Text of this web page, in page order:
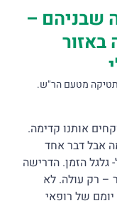
שבניהם –
באזור
אותנו קדימה.
אבל דבר אחד
גלגל הזמן. הדרישה
– רק עולה. לא
של רופאי